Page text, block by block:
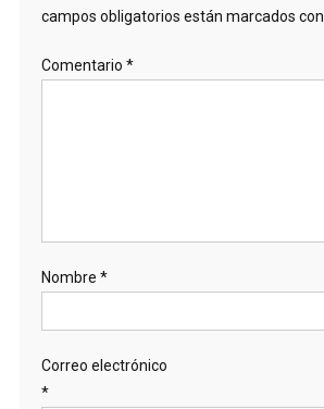
campos obligatorios están marcados con
Comentario *
Nombre *
Correo electrónico
*